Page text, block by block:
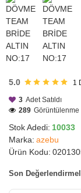
5.0 1
Stok Adedi: 10033
Marka: azebu
Ürün Kodu:
3 Adet Satıldı
289 Görüntülenme
Son